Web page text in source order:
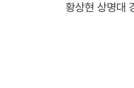
황상현 상명대